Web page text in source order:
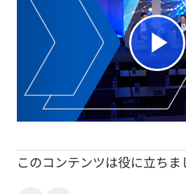
このコンテンツは役に立ちま